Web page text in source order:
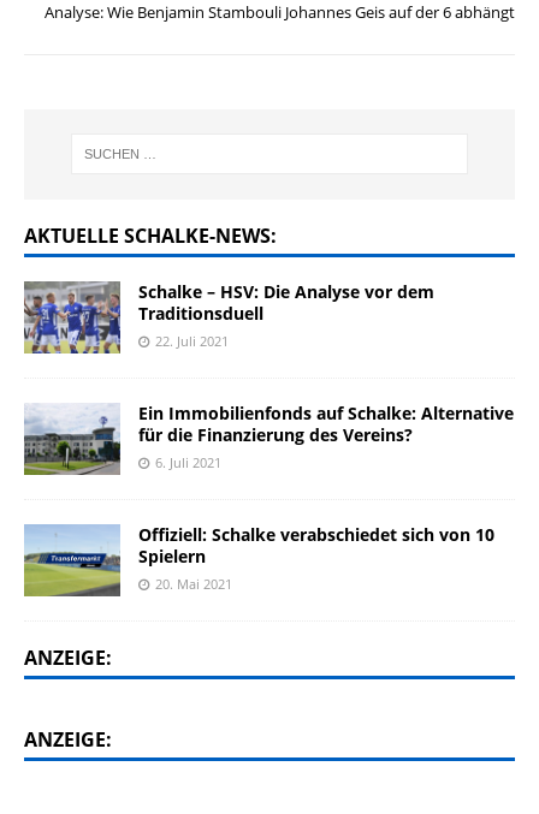
Analyse: Wie Benjamin Stambouli Johannes Geis auf der 6 abhängt
AKTUELLE SCHALKE-NEWS:
Schalke – HSV: Die Analyse vor dem
Traditionsduell
22. Juli 2021
Ein Immobilienfonds auf Schalke: Alternative
für die Finanzierung des Vereins?
6. Juli 2021
Offiziell: Schalke verabschiedet sich von 10
Spielern
20. Mai 2021
ANZEIGE:
ANZEIGE: